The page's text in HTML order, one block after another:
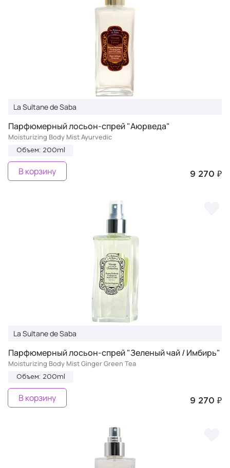
La Sultane de Saba
Парфюмерный лосьон-спрей "Аюрведа"
Moisturizing Body Mist Ayurvedic
Объем: 200ml
9 270 ₽
В корзину
La Sultane de Saba
Парфюмерный лосьон-спрей "Зеленый чай / Имбирь"
Moisturizing Body Mist Ginger Green Tea
Объем: 200ml
9 270 ₽
В корзину